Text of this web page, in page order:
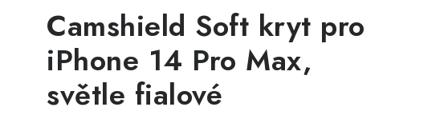
Camshield Soft kryt pro
iPhone 14 Pro Max,
světle fialové